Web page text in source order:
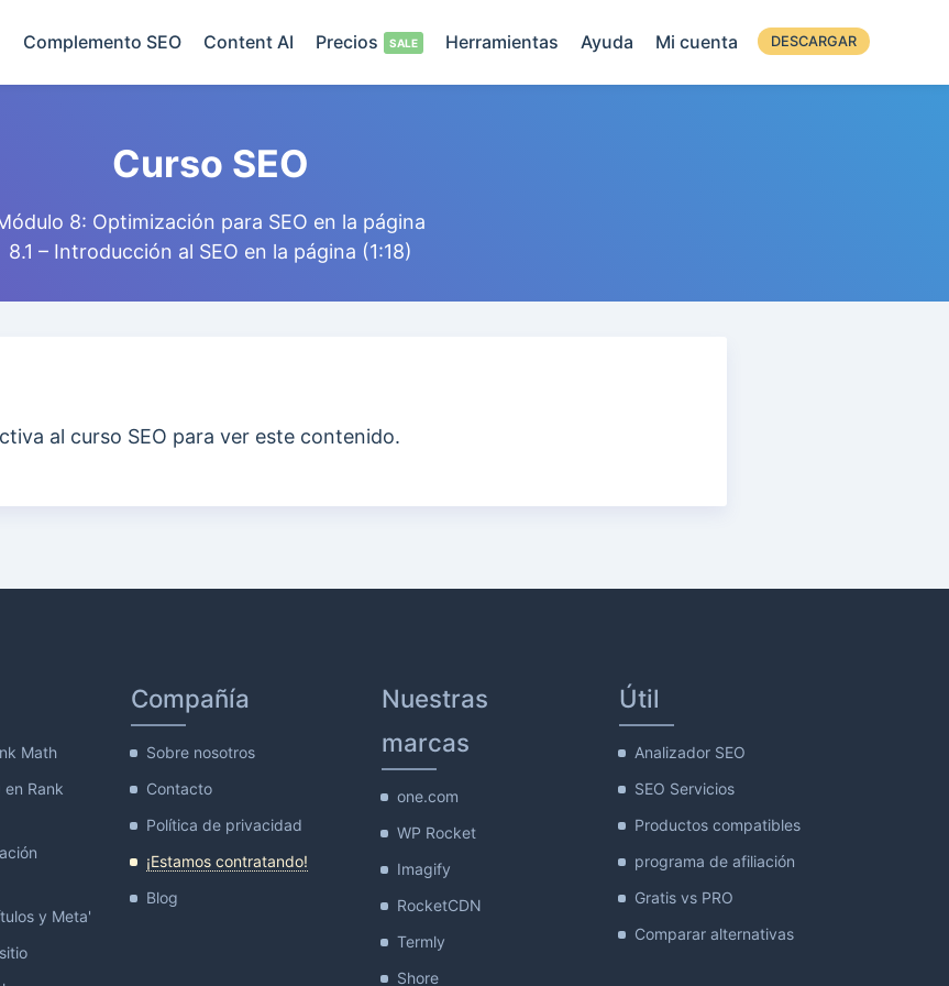
Complemento SEO Content AI Precios Herramientas Ayuda Mi cuenta DESCARGAR
Curso SEO
8: Optimización para SEO en la página
8.1 – Introducción al SEO en la página (1:18)
al curso SEO para ver este contenido.
Math
Rank
y Meta'
Compañía
Sobre nosotros
Contacto
Política de privacidad
¡Estamos contratando!
Blog
Nuestras
marcas
one.com
WP Rocket
Imagify
RocketCDN
Termly
Shore
Útil
Analizador SEO
SEO Servicios
Productos compatibles
programa de afiliación
Gratis vs PRO
Comparar alternativas